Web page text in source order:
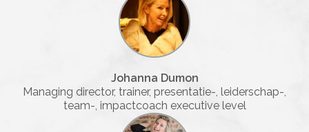
Johanna Dumon
Managing director, trainer, presentatie-, leiderschap-,
team-, impactcoach executive level